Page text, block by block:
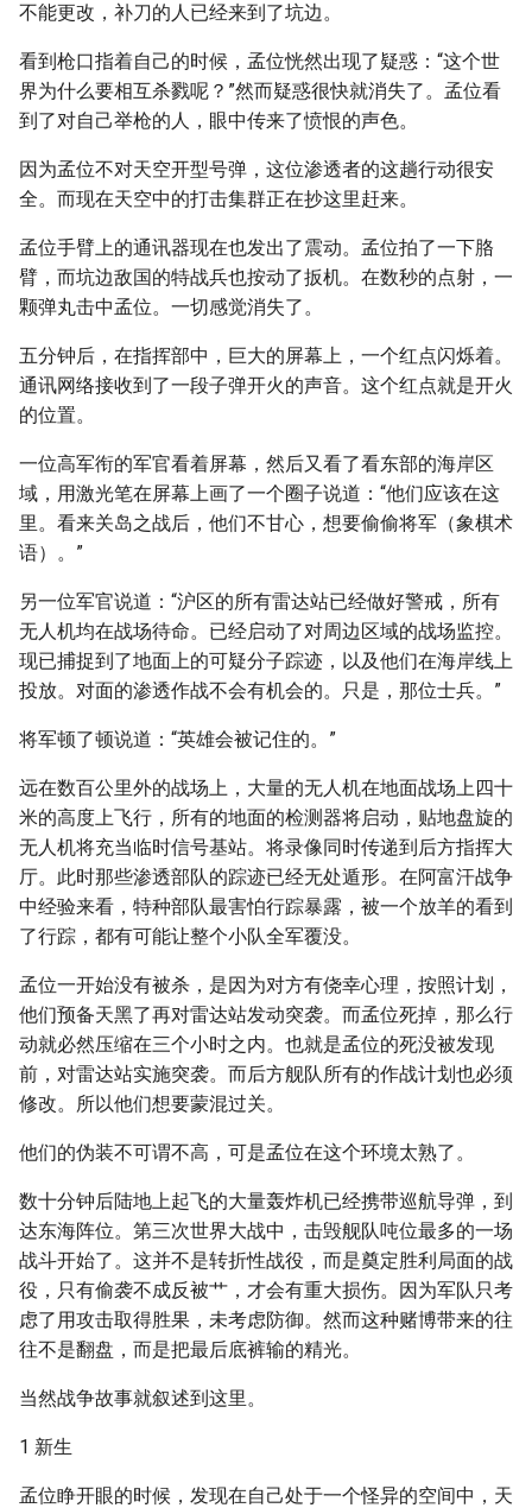
不能更改，补刀的人已经来到了坑边。
看到枪口指着自己的时候，孟位恍然出现了疑惑：“这个世
界为什么要相互杀戮呢？”然而疑惑很快就消失了。孟位看
到了对自己举枪的人，眼中传来了愤恨的声色。
因为孟位不对天空开型号弹，这位渗透者的这趟行动很安
全。而现在天空中的打击集群正在抄这里赶来。
孟位手臂上的通讯器现在也发出了震动。孟位拍了一下胳
臂，而坑边敌国的特战兵也按动了扳机。在数秒的点射，一
颗弹丸击中孟位。一切感觉消失了。
五分钟后，在指挥部中，巨大的屏幕上，一个红点闪烁着。
通讯网络接收到了一段子弹开火的声音。这个红点就是开火
的位置。
一位高军衔的军官看着屏幕，然后又看了看东部的海岸区
域，用激光笔在屏幕上画了一个圈子说道：“他们应该在这
里。看来关岛之战后，他们不甘心，想要偷偷将军（象棋术
语）。”
另一位军官说道：“沪区的所有雷达站已经做好警戒，所有
无人机均在战场待命。已经启动了对周边区域的战场监控。
现已捕捉到了地面上的可疑分子踪迹，以及他们在海岸线上
投放。对面的渗透作战不会有机会的。只是，那位士兵。”
将军顿了顿说道：“英雄会被记住的。”
远在数百公里外的战场上，大量的无人机在地面战场上四十
米的高度上飞行，所有的地面的检测器将启动，贴地盘旋的
无人机将充当临时信号基站。将录像同时传递到后方指挥大
厅。此时那些渗透部队的踪迹已经无处遁形。在阿富汗战争
中经验来看，特种部队最害怕行踪暴露，被一个放羊的看到
了行踪，都有可能让整个小队全军覆没。
孟位一开始没有被杀，是因为对方有侥幸心理，按照计划，
他们预备天黑了再对雷达站发动突袭。而孟位死掉，那么行
动就必然压缩在三个小时之内。也就是孟位的死没被发现
前，对雷达站实施突袭。而后方舰队所有的作战计划也必须
修改。所以他们想要蒙混过关。
他们的伪装不可谓不高，可是孟位在这个环境太熟了。
数十分钟后陆地上起飞的大量轰炸机已经携带巡航导弹，到
达东海阵位。第三次世界大战中，击毁舰队吨位最多的一场
战斗开始了。这并不是转折性战役，而是奠定胜利局面的战
役，只有偷袭不成反被艹，才会有重大损伤。因为军队只考
虑了用攻击取得胜果，未考虑防御。然而这种赌博带来的往
往不是翻盘，而是把最后底裤输的精光。
当然战争故事就叙述到这里。
1 新生
孟位睁开眼的时候，发现在自己处于一个怪异的空间中，天